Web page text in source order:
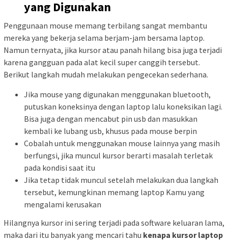
yang Digunakan
Penggunaan mouse memang terbilang sangat membantu
mereka yang bekerja selama berjam-jam bersama laptop.
Namun ternyata, jika kursor atau panah hilang bisa juga terjadi
karena gangguan pada alat kecil super canggih tersebut.
Berikut langkah mudah melakukan pengecekan sederhana.
Jika mouse yang digunakan menggunakan bluetooth,
putuskan koneksinya dengan laptop lalu koneksikan lagi.
Bisa juga dengan mencabut pin usb dan masukkan
kembali ke lubang usb, khusus pada mouse berpin
Cobalah untuk menggunakan mouse lainnya yang masih
berfungsi, jika muncul kursor berarti masalah terletak
pada kondisi saat itu
Jika tetap tidak muncul setelah melakukan dua langkah
tersebut, kemungkinan memang laptop Kamu yang
mengalami kerusakan
Hilangnya kursor ini sering terjadi pada software keluaran lama,
maka dari itu banyak yang mencari tahu kenapa kursor laptop